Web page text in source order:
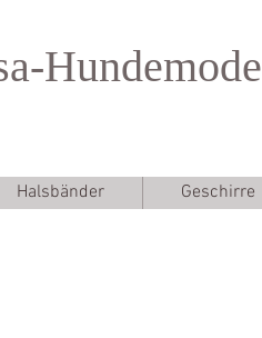
Hundemode
Halsbänder Geschirre